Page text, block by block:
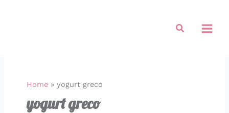
Cerca
Home» yogurt greco
yogurt greco